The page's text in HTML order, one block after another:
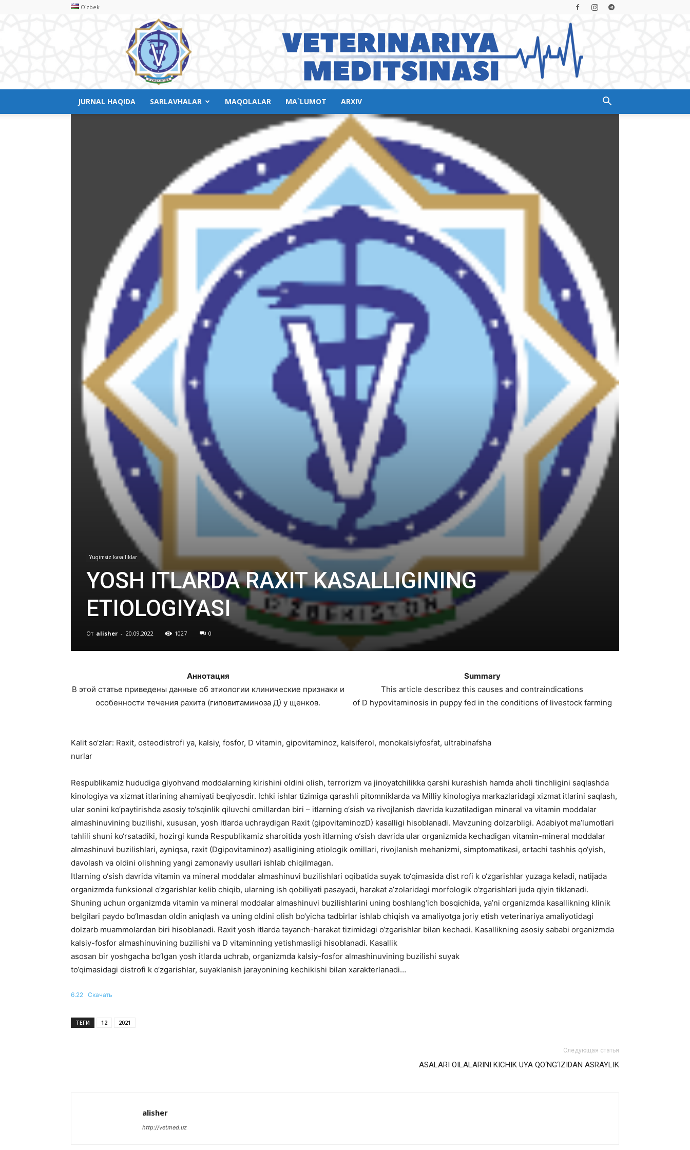
Oʻzbek
Veterinariya
meditsinasi
JURNAL HAQIDA SARLAVHALAR MAQOLALAR MA`LUMOT ARXIV
Yuqimsiz kasalliklar
YOSH ITLARDA RAXIT KASALLIGINING
ETIOLOGIYASI
От alisher - 20.09.2022 1027 0
Аннотация
В этой статье приведены данные об этиологии клинические признаки и
особенности течения рахита (гиповитаминоза Д) у щенков.
Summary
Тhis article describez this causes and contraindications
of D hypovitaminosis in puppy fed in the conditions of livestock farming
Kalit so‘zlar: Raxit, osteodistrofi ya, kalsiy, fosfor, D vitamin, gipovitaminoz, kalsiferol, monokalsiyfosfat, ultrabinafsha
nurlar
Respublikamiz hududiga giyohvand moddalarning kirishini oldini olish, terrorizm va jinoyatchilikka qarshi kurashish hamda aholi tinchligini saqlashda
kinologiya va xizmat itlarining ahamiyati beqiyosdir. Ichki ishlar tizimiga qarashli pitomniklarda va Milliy kinologiya markazlaridagi xizmat itlarini saqlash,
ular sonini ko‘paytirishda asosiy to‘sqinlik qiluvchi omillardan biri – itlarning o‘sish va rivojlanish davrida kuzatiladigan mineral va vitamin moddalar
almashinuvining buzilishi, xususan, yosh itlarda uchraydigan Raxit (gipovitaminozD) kasalligi hisoblanadi. Mavzuning dolzarbligi. Adabiyot ma’lumotlari
tahlili shuni ko‘rsatadiki, hozirgi kunda Respublikamiz sharoitida yosh itlarning o‘sish davrida ular organizmida kechadigan vitamin-mineral moddalar
almashinuvi buzilishlari, ayniqsa, raxit (Dgipovitaminoz) asalligining etiologik omillari, rivojlanish mehanizmi, simptomatikasi, ertachi tashhis qo‘yish,
davolash va oldini olishning yangi zamonaviy usullari ishlab chiqilmagan.
Itlarning o‘sish davrida vitamin va mineral moddalar almashinuvi buzilishlari oqibatida suyak to‘qimasida dist rofi k o‘zgarishlar yuzaga keladi, natijada
organizmda funksional o‘zgarishlar kelib chiqib, ularning ish qobiliyati pasayadi, harakat a’zolaridagi morfologik o‘zgarishlari juda qiyin tiklanadi.
Shuning uchun organizmda vitamin va mineral moddalar almashinuvi buzilishlarini uning boshlang‘ich bosqichida, ya’ni organizmda kasallikning klinik
belgilari paydo bo‘lmasdan oldin aniqlash va uning oldini olish bo‘yicha tadbirlar ishlab chiqish va amaliyotga joriy etish veterinariya amaliyotidagi
dolzarb muammolardan biri hisoblanadi. Raxit yosh itlarda tayanch-harakat tizimidagi o‘zgarishlar bilan kechadi. Kasallikning asosiy sababi organizmda
kalsiy-fosfor almashinuvining buzilishi va D vitaminning yetishmasligi hisoblanadi. Kasallik
asosan bir yoshgacha bo‘lgan yosh itlarda uchrab, organizmda kalsiy-fosfor almashinuvining buzilishi suyak
to‘qimasidagi distrofi k o‘zgarishlar, suyaklanish jarayonining kechikishi bilan xarakterlanadi…
6.22 Скачать
ТЕГИ 12 2021
Следующая статья
ASALARI OILALARINI KICHIK UYA QO‘NG‘IZIDAN ASRAYLIK
alisher
http://vetmed.uz